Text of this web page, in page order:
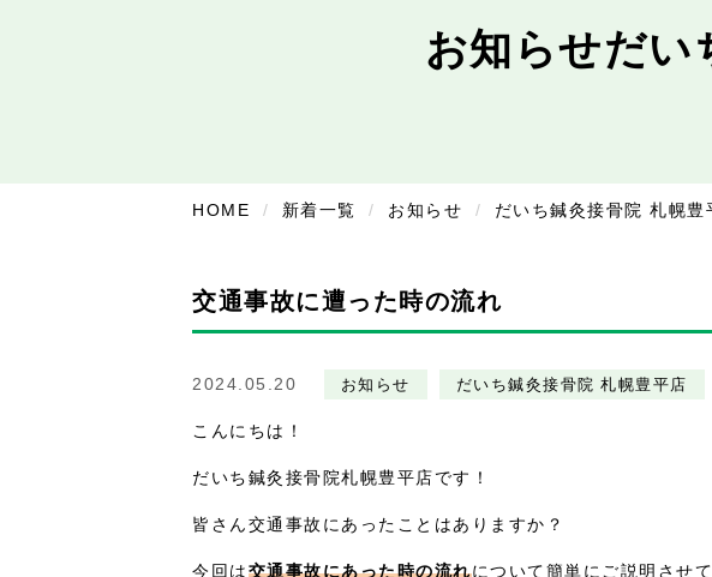
お知らせだい
HOME 新着一覧 お知らせ だいち鍼灸接骨院 札幌豊
交通事故に遭った時の流れ
2024.05.20 お知らせ だいち鍼灸接骨院 札幌豊平店
こんにちは！
だいち鍼灸接骨院札幌豊平店です！
皆さん交通事故にあったことはありますか？
今回は交通事故にあった時の流れについて簡単にご説明させ